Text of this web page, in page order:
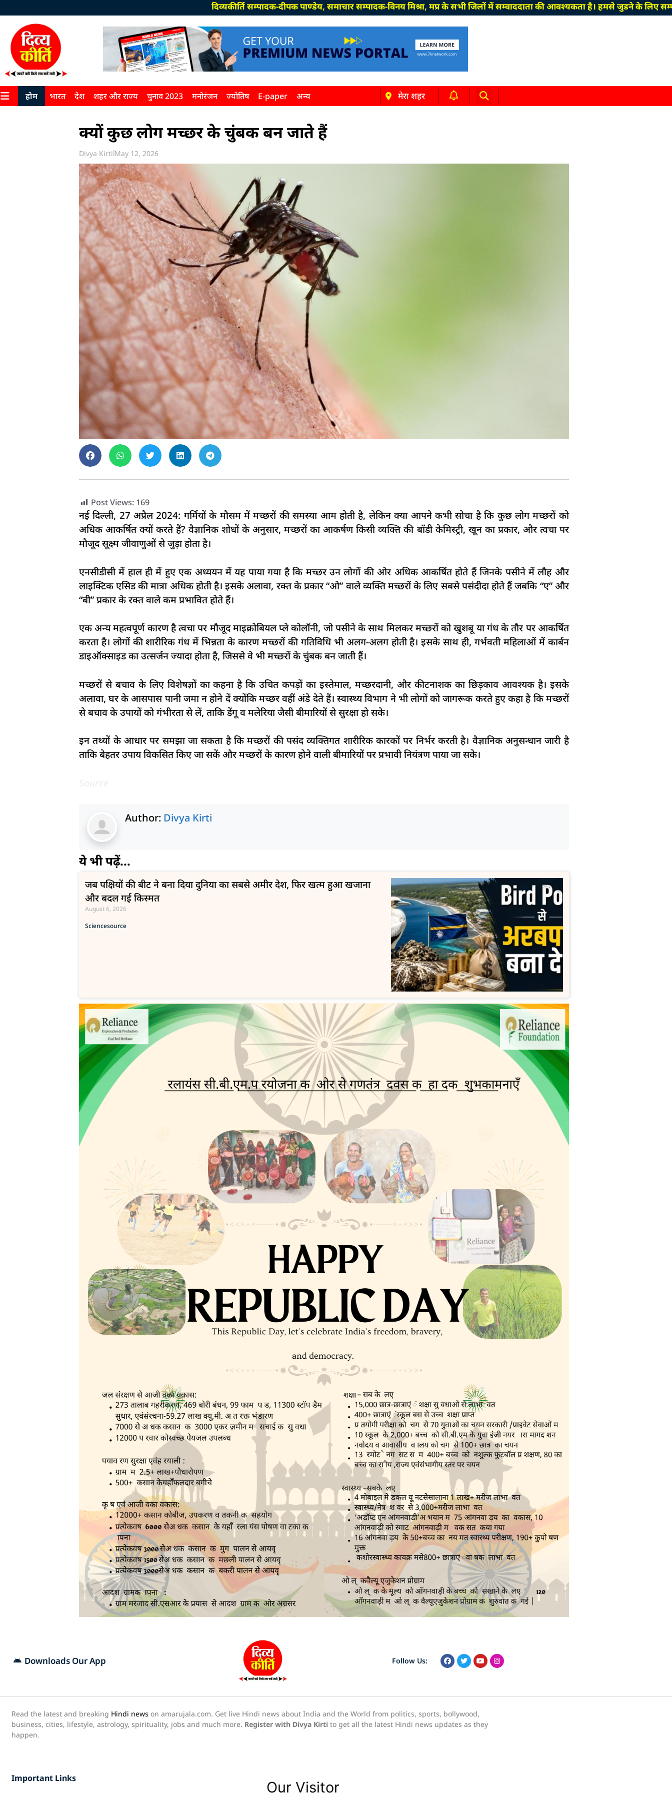
दिव्यकीर्ति सम्पादक-दीपक पाण्डेय, समाचार सम्पादक-विनय मिश्रा, मप्र के सभी जिलों में सम्वाददाता की आवश्यकता है। हमसे जुडने के लिए सम्पर्क
होम भारत देश शहर और राज्य चुनाव 2023 मनोरंजन ज्योतिष E-paper अन्य मेरा शहर
क्यों कुछ लोग मच्छर के चुंबक बन जाते हैं
Divya Kirti May 12, 2026
Post Views: 169
नई दिल्ली, 27 अप्रैल 2024: गर्मियों के मौसम में मच्छरों की समस्या आम होती है, लेकिन क्या आपने कभी सोचा है कि कुछ लोग मच्छरों को
अधिक आकर्षित क्यों करते हैं? वैज्ञानिक शोधों के अनुसार, मच्छरों का आकर्षण किसी व्यक्ति की बॉडी केमिस्ट्री, खून का प्रकार, और त्वचा पर
मौजूद सूक्ष्म जीवाणुओं से जुड़ा होता है।
एनसीडीसी में हाल ही में हुए एक अध्ययन में यह पाया गया है कि मच्छर उन लोगों की ओर अधिक आकर्षित होते हैं जिनके पसीने में लौह और
लाइक्टिक एसिड की मात्रा अधिक होती है। इसके अलावा, रक्त के प्रकार “ओ” वाले व्यक्ति मच्छरों के लिए सबसे पसंदीदा होते हैं जबकि “ए” और
“बी” प्रकार के रक्त वाले कम प्रभावित होते हैं।
एक अन्य महत्वपूर्ण कारण है त्वचा पर मौजूद माइक्रोबियल प्ले कोलॉनी, जो पसीने के साथ मिलकर मच्छरों को खुशबू या गंध के तौर पर आकर्षित
करता है। लोगों की शारीरिक गंध में भिन्नता के कारण मच्छरों की गतिविधि भी अलग-अलग होती है। इसके साथ ही, गर्भवती महिलाओं में कार्बन
डाइऑक्साइड का उत्सर्जन ज्यादा होता है, जिससे वे भी मच्छरों के चुंबक बन जाती हैं।
मच्छरों से बचाव के लिए विशेषज्ञों का कहना है कि उचित कपड़ों का इस्तेमाल, मच्छरदानी, और कीटनाशक का छिड़काव आवश्यक है। इसके
अलावा, घर के आसपास पानी जमा न होने दें क्योंकि मच्छर वहीं अंडे देते हैं। स्वास्थ्य विभाग ने भी लोगों को जागरूक करते हुए कहा है कि मच्छरों
से बचाव के उपायों को गंभीरता से लें, ताकि डेंगू व मलेरिया जैसी बीमारियों से सुरक्षा हो सके।
इन तथ्यों के आधार पर समझा जा सकता है कि मच्छरों की पसंद व्यक्तिगत शारीरिक कारकों पर निर्भर करती है। वैज्ञानिक अनुसन्धान जारी है
ताकि बेहतर उपाय विकसित किए जा सकें और मच्छरों के कारण होने वाली बीमारियों पर प्रभावी नियंत्रण पाया जा सके।
Author: Divya Kirti
ये भी पढ़ें...
जब पक्षियों की बीट ने बना दिया दुनिया का सबसे अमीर देश, फिर खत्म हुआ खजाना
और बदल गई किस्मत
August 6, 2026
Sciencesource
Downloads Our App Follow Us:
Read the latest and breaking Hindi news on amarujala.com. Get live Hindi news about India and the World from politics, sports, bollywood,
business, cities, lifestyle, astrology, spirituality, jobs and much more. Register with Divya Kirti to get all the latest Hindi news updates as they
happen.
Important Links
Our Visitor